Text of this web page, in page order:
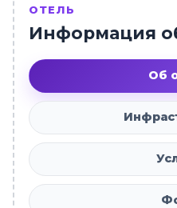
ОТЕЛЬ
Информация
Об